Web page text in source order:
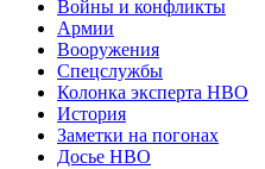
Войны и конфликты
Армии
Вооружения
Спецслужбы
Колонка эксперта НВО
История
Заметки на погонах
Досье НВО